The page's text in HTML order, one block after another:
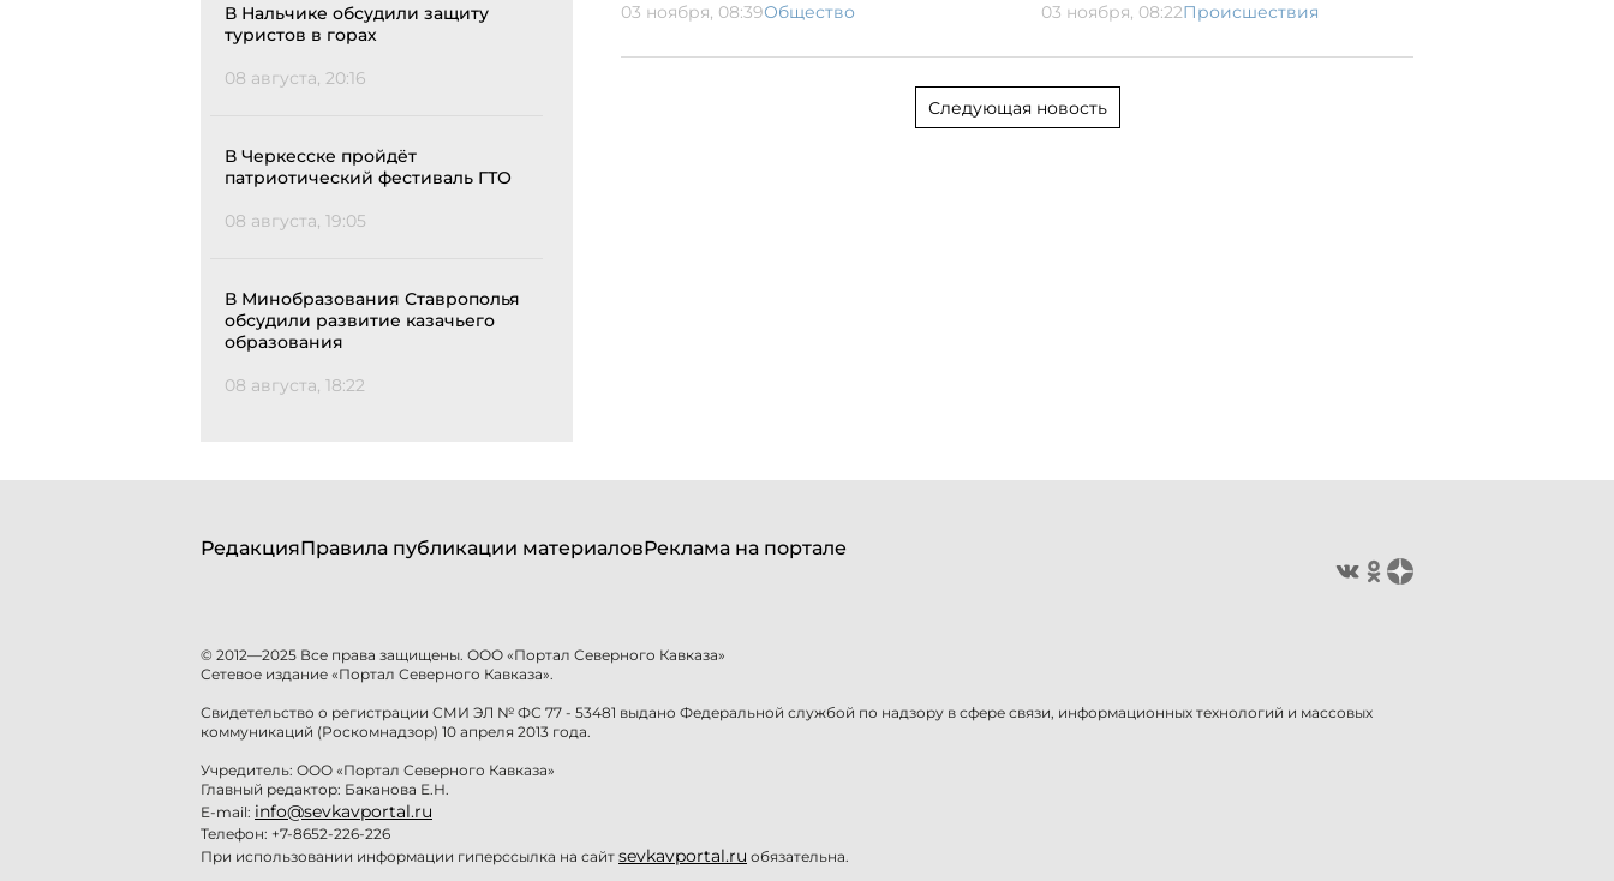
В Нальчике обсудили защиту
туристов в горах
08 августа, 20:16
В Черкесске пройдёт
патриотический фестиваль ГТО
08 августа, 19:05
В Минобразования Ставрополья
обсудили развитие казачьего
образования
08 августа, 18:22
03 ноября, 08:39Общество 03 ноября, 08:22Происшествия
Следующая новость
РедакцияПравила публикации материаловРеклама на портале
© 2012—2025 Все права защищены. ООО «Портал Северного Кавказа»
Сетевое издание «Портал Северного Кавказа».
Свидетельство о регистрации СМИ ЭЛ № ФС 77 - 53481 выдано Федеральной службой по надзору в сфере связи, информационных технологий и массовых
коммуникаций (Роскомнадзор) 10 апреля 2013 года.
Учредитель: ООО «Портал Северного Кавказа»
Главный редактор: Баканова Е.Н.
E-mail: info@sevkavportal.ru
Телефон: +7-8652-226-226
При использовании информации гиперссылка на сайт sevkavportal.ru обязательна.